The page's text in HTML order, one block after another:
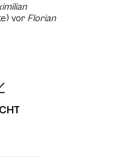
vor Florian